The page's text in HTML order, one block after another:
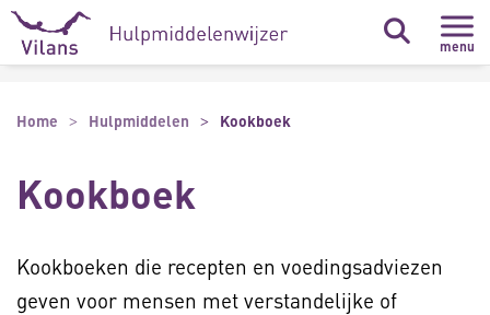
Naar hoofdinhoud
Naar footer
menu
Home Hulpmiddelen Kookboek
Kookboek
Kookboeken die recepten en voedingsadviezen
geven voor mensen met verstandelijke of